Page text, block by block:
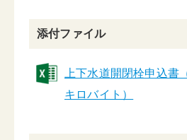
添付ファイル
上下水道開閉栓申込書
キロバイト）